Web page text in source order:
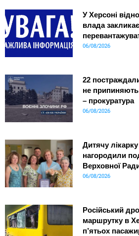
У Херсоні
влада
06/08/2026
22
не
– прокуратура
06/08/2026
Дитячу
нагородили
Верховної
06/08/2026
Російський
маршрутку в
п’ятьох